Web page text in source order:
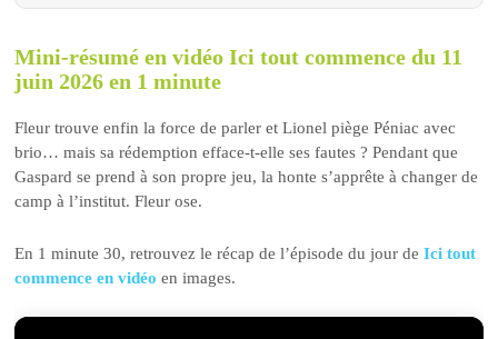
Mini-résumé en vidéo Ici tout commence du 11
juin 2026 en 1 minute
Fleur trouve enfin la force de parler et Lionel piège Péniac avec
brio… mais sa rédemption efface-t-elle ses fautes ? Pendant que
Gaspard se prend à son propre jeu, la honte s’apprête à changer de
camp à l’institut. Fleur ose.
En 1 minute 30, retrouvez le récap de l’épisode du jour deIci tout
commence en vidéo en images.